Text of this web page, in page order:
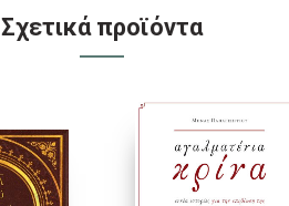
Σχετικά προϊόντα